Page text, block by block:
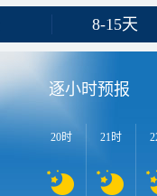
8-15天
逐小时预报
20时 21时